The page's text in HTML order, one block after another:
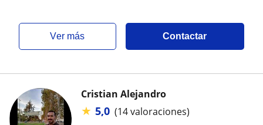
ver más Contactar
Cristian Alejandro
★ 5,0 (14 valoraciones)